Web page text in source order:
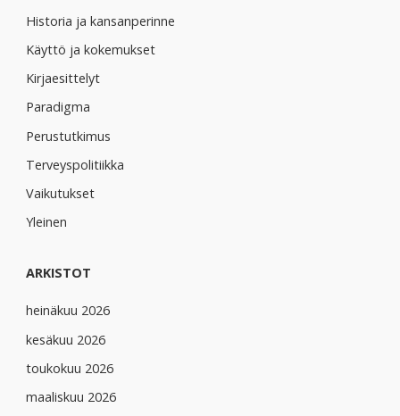
Historia ja kansanperinne
Käyttö ja kokemukset
Kirjaesittelyt
Paradigma
Perustutkimus
Terveyspolitiikka
Vaikutukset
Yleinen
ARKISTOT
heinäkuu 2026
kesäkuu 2026
toukokuu 2026
maaliskuu 2026